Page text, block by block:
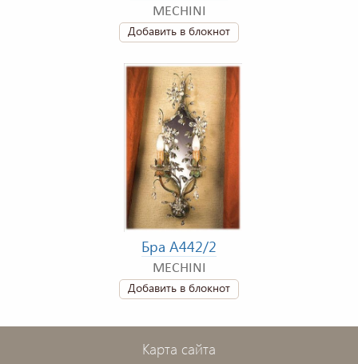
MECHINI
Добавить в блокнот
Бра A442/2
MECHINI
Добавить в блокнот
Карта сайта